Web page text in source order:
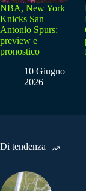
NBA, New York
Knicks San
Antonio Spurs:
preview e
pronostico
10 Giugno
2026
Di tendenza